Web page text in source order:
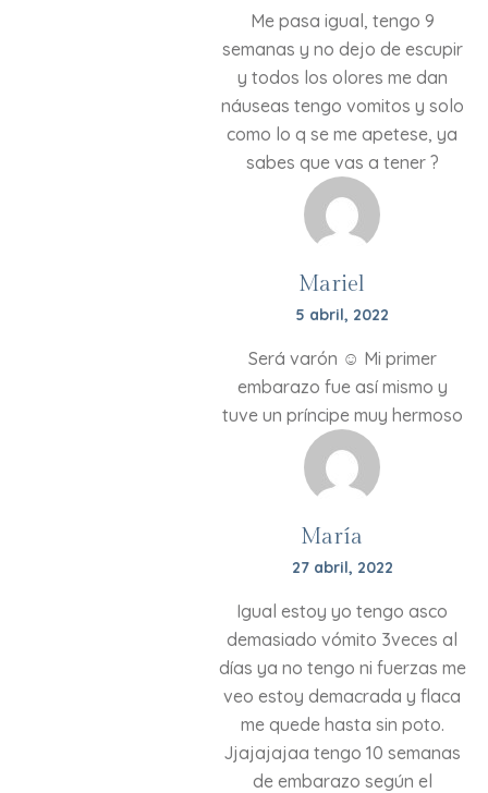
Me pasa igual, tengo 9
semanas y no dejo de escupir
y todos los olores me dan
náuseas tengo vomitos y solo
como lo q se me apetese, ya
sabes que vas a tener ?
Mariel
5 abril, 2022
Será varón ☺️ Mi primer
embarazo fue así mismo y
tuve un príncipe muy hermoso
María
27 abril, 2022
Igual estoy yo tengo asco
demasiado vómito 3veces al
días ya no tengo ni fuerzas me
veo estoy demacrada y flaca
me quede hasta sin poto.
Jjajajajaa tengo 10 semanas
de embarazo según el